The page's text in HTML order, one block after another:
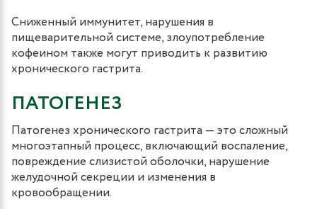
Сниженный иммунитет, нарушения в
пищеварительной системе, злоупотребление
кофеином также могут приводить к развитию
хронического гастрита.
ПАТОГЕНЕЗ
Патогенез хронического гастрита — это сложный
многоэтапный процесс, включающий воспаление,
повреждение слизистой оболочки, нарушение
желудочной секреции и изменения в
кровообращении.